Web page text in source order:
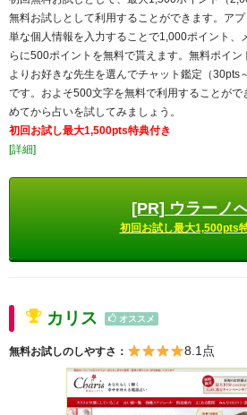
無料お試しとして利用することができます。ア
単な個人情報を入力することで1,000ポイント、
らに500ポイントを無料で貰えます。無料ポイ
よりお好きな先生を選んでチャット鑑定（30pts
です。およそ500文字を無料で利用することがで
めてから占いを試してみましょう。
初回お試し最大1,500pts特典付き
[詳細]
[PR] ウラーノ
初回お試し最大1,500pts
カリス オススメ
無料お試しのしやすさ： 8.1点